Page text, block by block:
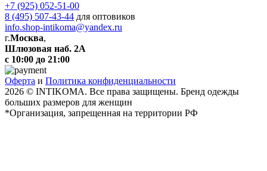
+7 (925) 052-51-00
8 (495) 507-43-44 для оптовиков
info.shop-intikoma@yandex.ru
г.Москва,
Шлюзовая наб. 2А
с 10:00 до 21:00
Оферта и Политика конфиденциальности
2026 © INTIKOMA. Все права защищены. Бренд одежды
больших размеров для женщин
*Организация, запрещенная на территории РФ